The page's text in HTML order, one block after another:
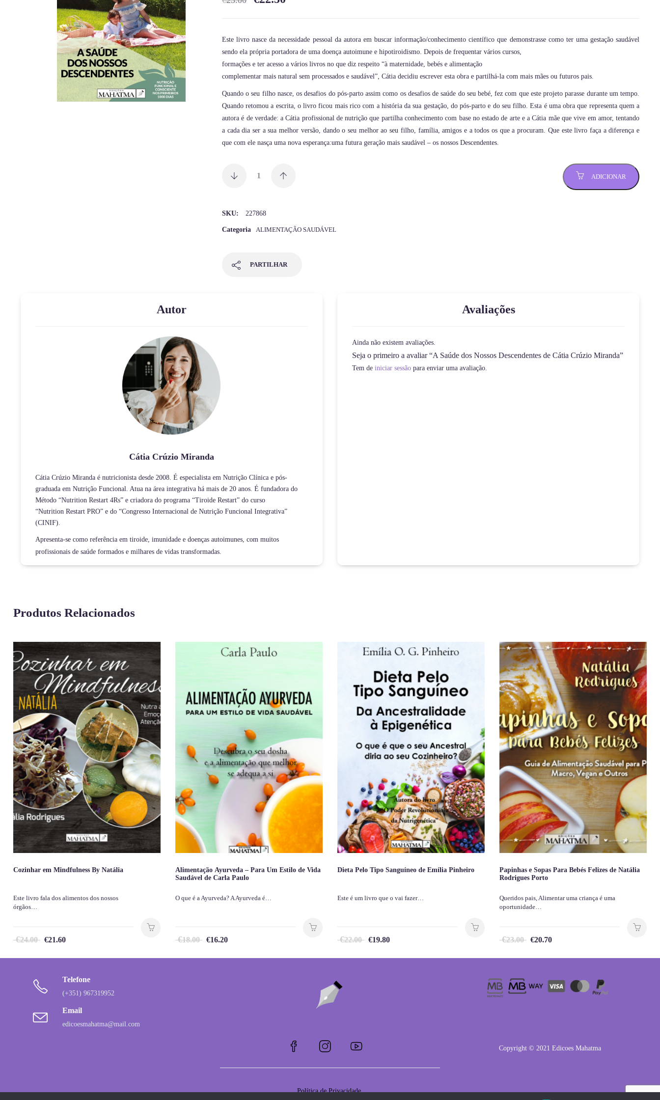
Este livro nasce da necessidade pessoal da autora em buscar informação/conhecimento científico que demonstrasse como ter uma gestação saudável
sendo ela própria portadora de uma doença autoimune e hipotiroidismo. Depois de frequentar vários cursos,
formações e ter acesso a vários livros no que diz respeito “à maternidade, bebés e alimentação
complementar mais natural sem processados e saudável”, Cátia decidiu escrever esta obra e partilhá-la com mais mães ou futuros pais.
Quando o seu filho nasce, os desafios do pós-parto assim como os desafios de saúde do seu bebé, fez com que este projeto parasse durante um tempo.
Quando retomou a escrita, o livro ficou mais rico com a história da sua gestação, do pós-parto e do seu filho. Esta é uma obra que representa quem a
autora é de verdade: a Cátia profissional de nutrição que partilha conhecimento com base no estado de arte e a Cátia mãe que vive em amor, tentando
a cada dia ser a sua melhor versão, dando o seu melhor ao seu filho, família, amigos e a todos os que a procuram. Que este livro faça a diferença e
que com ele nasça uma nova esperança:uma futura geração mais saudável – os nossos Descendentes.
ADICIONAR
SKU: 227868
Categoria ALIMENTAÇÃO SAUDÁVEL
PARTILHAR
Autor
Cátia Crúzio Miranda
Cátia Crúzio Miranda é nutricionista desde 2008. É especialista em Nutrição Clínica e pós-
graduada em Nutrição Funcional. Atua na área integrativa há mais de 20 anos. É fundadora do
Método “Nutrition Restart 4Rs” e criadora do programa “Tiroide Restart” do curso
“Nutrition Restart PRO” e do “Congresso Internacional de Nutrição Funcional Integrativa”
(CINIF).
Apresenta-se como referência em tiroide, imunidade e doenças autoimunes, com muitos
profissionais de saúde formados e milhares de vidas transformadas.
Avaliações
Ainda não existem avaliações.
Seja o primeiro a avaliar “A Saúde dos Nossos Descendentes de Cátia Crúzio Miranda”
Tem de iniciar sessão para enviar uma avaliação.
Produtos Relacionados
Cozinhar em Mindfulness By Natália
Este livro fala dos alimentos dos nossos
órgãos…
€24.00 €21.60
Alimentação Ayurveda – Para Um Estilo de Vida
Saudável de Carla Paulo
O que é a Ayurveda? A Ayurveda é…
€18.00 €16.20
Dieta Pelo Tipo Sanguíneo de Emília Pinheiro
Este é um livro que o vai fazer…
€22.00 €19.80
Papinhas e Sopas Para Bebés Felizes de Natália
Rodrigues Porto
Queridos pais, Alimentar uma criança é uma
oportunidade…
€23.00 €20.70
Telefone
(+351) 967319952
Email
edicoesmahatma@mail.com
Política de Privacidade
Copyright © 2021 Edicoes Mahatma